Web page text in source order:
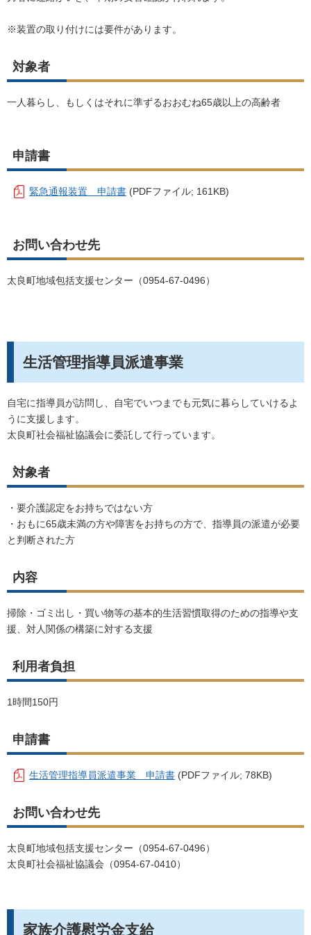
※装置の取り付けには要件があります。
対象者
一人暮らし、もしくはそれに準ずるおおむね65歳以上の高齢者
申請書
緊急通報装置 申請書 (PDFファイル; 161KB)
お問い合わせ先
太良町地域包括支援センター（0954-67-0496）
生活管理指導員派遣事業
自宅に指導員が訪問し、自宅でいつまでも元気に暮らしていけるよ
うに支援します。
太良町社会福祉協議会に委託して行っています。
対象者
・要介護認定をお持ちではない方
・おもに65歳未満の方や障害をお持ちの方で、指導員の派遣が必要
と判断された方
内容
掃除・ゴミ出し・買い物等の基本的生活習慣取得のための指導や支
援、対人関係の構築に対する支援
利用者負担
1時間150円
申請書
生活管理指導員派遣事業 申請書 (PDFファイル; 78KB)
お問い合わせ先
太良町地域包括支援センター（0954-67-0496）
太良町社会福祉協議会（0954-67-0410）
家族介護慰労金支給